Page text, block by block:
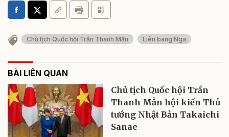
Chủ tịch Quốc hội Trần Thanh Mẫn Liên bang Nga
BÀI LIÊN QUAN
Chủ tịch Quốc hội Trần
Thanh Mẫn hội kiến Thủ
tướng Nhật Bản Takaichi
Sanae